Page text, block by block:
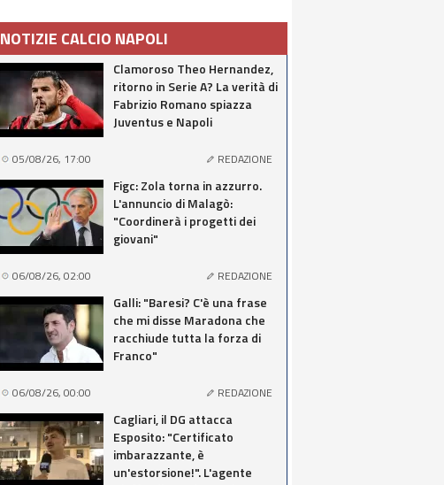
NOTIZIE CALCIO NAPOLI
Clamoroso Theo Hernandez,
ritorno in Serie A? La verità di
Fabrizio Romano spiazza
Juventus e Napoli
05/08/26, 17:00 REDAZIONE
Figc: Zola torna in azzurro.
L'annuncio di Malagò:
"Coordinerà i progetti dei
giovani"
06/08/26, 02:00 REDAZIONE
Galli: "Baresi? C'è una frase
che mi disse Maradona che
racchiude tutta la forza di
Franco"
06/08/26, 00:00 REDAZIONE
Cagliari, il DG attacca
Esposito: "Certificato
imbarazzante, è
un'estorsione!". L'agente